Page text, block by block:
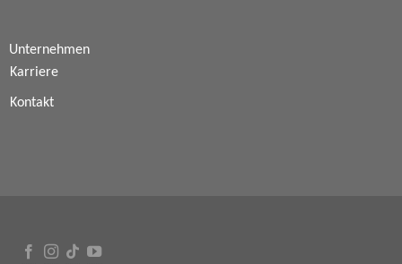
Unternehmen
Karriere
Kontakt